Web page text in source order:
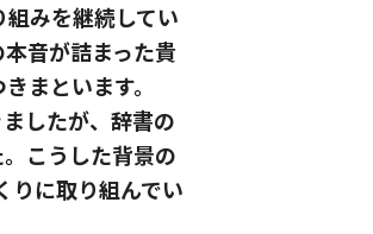
みを継続してい
音が詰まった貴
まといます。
したが、辞書の
こうした背景の
りに取り組んでい